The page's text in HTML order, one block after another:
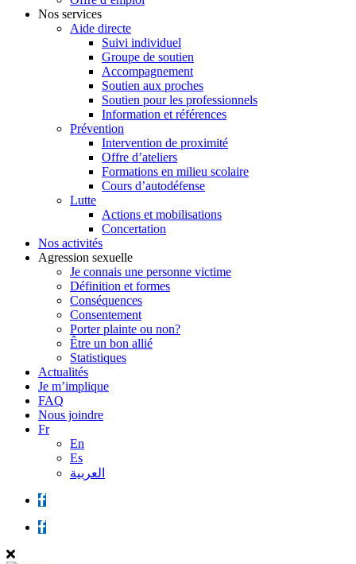
Nos services
Aide directe
Suivi individuel
Groupe de soutien
Accompagnement
Soutien aux proches
Soutien pour les professionnels
Information et références
Prévention
Intervention de proximité
Offre d’ateliers
Formations en milieu scolaire
Cours d’autodéfense
Lutte
Actions et mobilisations
Concertation
Nos activités
Agression sexuelle
Je connais une personne victime
Définition et formes
Conséquences
Consentement
Porter plainte ou non?
Être un bon allié
Statistiques
Actualités
Je m’implique
FAQ
Nous joindre
Fr
En
Es
العربية